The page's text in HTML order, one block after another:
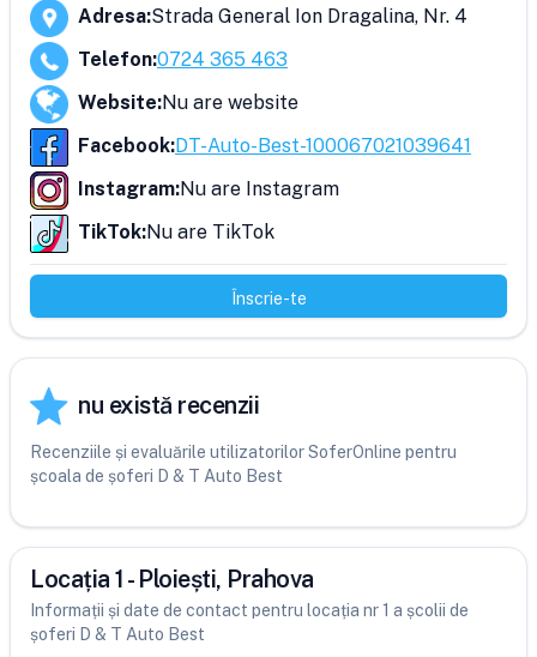
Adresa:Strada General Ion Dragalina, Nr. 4
Telefon:0724 365 463
Website:Nu are website
Facebook:DT-Auto-Best-100067021039641
Instagram:Nu are Instagram
TikTok:Nu are TikTok
Înscrie-te
nu există recenzii
Recenziile și evaluările utilizatorilor SoferOnline pentru
școala de șoferi D & T Auto Best
Locația 1 - Ploiești, Prahova
Informații și date de contact pentru locația nr 1 a școlii de
șoferi D & T Auto Best